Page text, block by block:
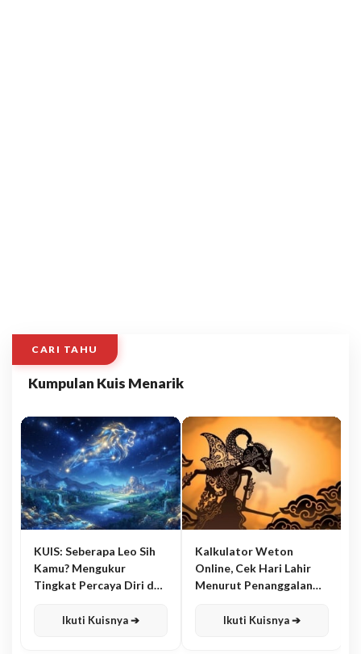
CARI TAHU
Kumpulan Kuis Menarik
KUIS: Seberapa Leo Sih
Kamu? Mengukur
Tingkat Percaya Diri dan
Ikuti Kuisnya ➔
Kalkulator Weton
Online, Cek Hari Lahir
Menurut Penanggalan
Ikuti Kuisnya ➔